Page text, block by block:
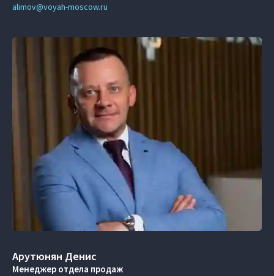
alimov@voyah-moscow.ru
Арутюнян Денис
Менеджер отдела продаж